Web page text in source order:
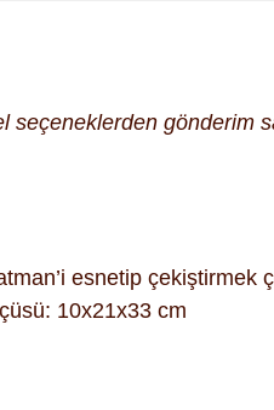
gönderim
esnetip çekiştirmek
10x21x33 cm